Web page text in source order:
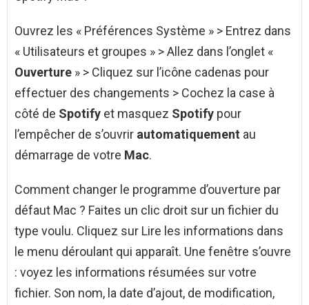
Ouvrez les « Préférences Système » > Entrez dans
« Utilisateurs et groupes » > Allez dans l’onglet «
Ouverture » > Cliquez sur l’icône cadenas pour
effectuer des changements > Cochez la case à
côté de Spotify et masquez Spotify pour
l’empêcher de s’ouvrir automatiquement au
démarrage de votre Mac.
Comment changer le programme d’ouverture par
défaut Mac ? Faites un clic droit sur un fichier du
type voulu. Cliquez sur Lire les informations dans
le menu déroulant qui apparaît. Une fenêtre s’ouvre
: voyez les informations résumées sur votre
fichier. Son nom, la date d’ajout, de modification,